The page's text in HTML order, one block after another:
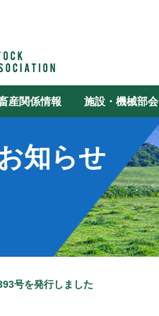
産関係情報 施設・機械部会
知らせ
号を発行しました